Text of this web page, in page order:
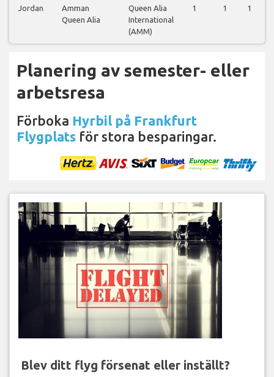
Jordan
Amman
Queen Alia
Queen Alia
International
(AMM)
1 1 1
Planering av semester- eller
arbetsresa
Förboka Hyrbil på Frankfurt
Flygplats för stora besparingar.
Blev ditt flyg försenat eller inställt?